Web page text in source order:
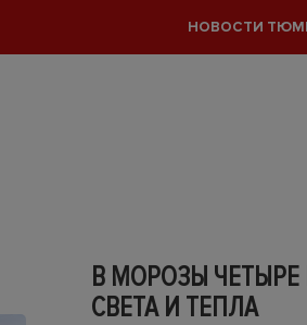
НОВОСТИ
В МОРОЗЫ
СВЕТА И ТЕПЛА